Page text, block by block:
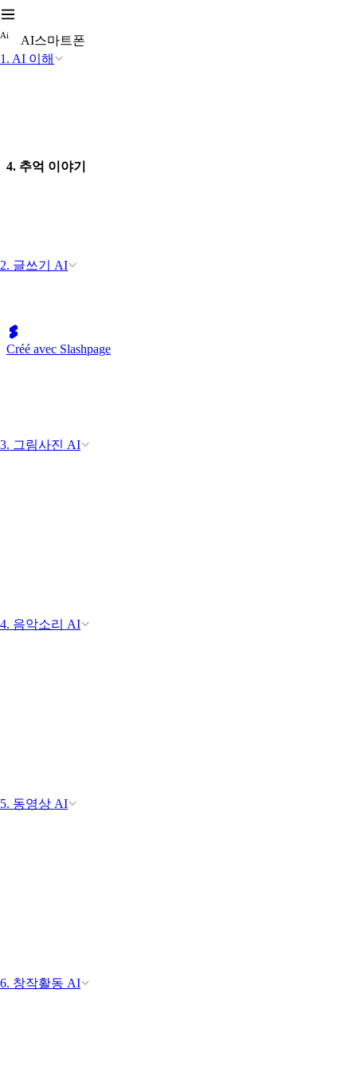
Ai
AI스마트폰
1. AI 이해
2. 글쓰기 AI
3. 그림사진 AI
4. 음악소리 AI
5. 동영상 AI
6. 창작활동 AI
4. 추억 이야기
Créé avec Slashpage